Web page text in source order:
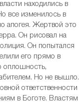
находились в
все изменилось в
апогея. Жертвой это
Он рисовал на
Он попытался
его прямо в
оплошность,
Но не вышло.
ответственности
в Боготе. Властям